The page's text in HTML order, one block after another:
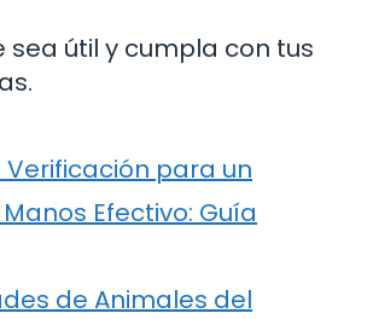
sea útil y cumpla con tus
Verificación para un
Efectivo: Guía
de Animales del